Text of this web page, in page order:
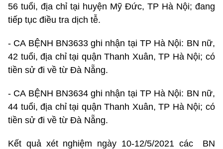
56 tuổi, địa chỉ tại huyện Mỹ Đức, TP Hà Nội; đang
tiếp tục điều tra dịch tễ.
- CA BỆNH BN3633 ghi nhận tại TP Hà Nội: BN nữ,
42 tuổi, địa chỉ tại quận Thanh Xuân, TP Hà Nội; có
tiền sử đi về từ Đà Nẵng.
- CA BỆNH BN3634 ghi nhận tại TP Hà Nội: BN nữ,
44 tuổi, địa chỉ tại quận Thanh Xuân, TP Hà Nội; có
tiền sử đi về từ Đà Nẵng.
Kết quả xét nghiệm ngày 10-12/5/2021 các BN